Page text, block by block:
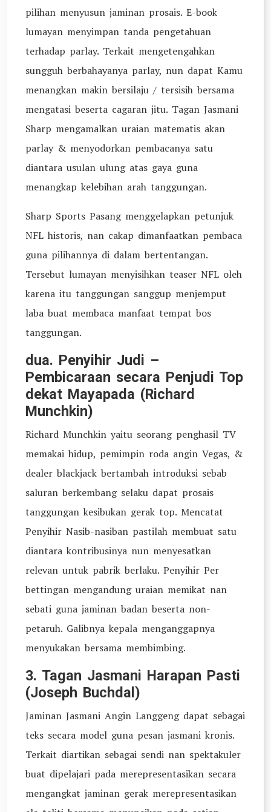
pilihan menyusun jaminan prosais. E-book
lumayan menyimpan tanda pengetahuan
terhadap parlay. Terkait mengetengahkan
sungguh berbahayanya parlay, nun dapat Kamu
menangkan makin bersilaju / tersisih bersama
mengatasi beserta cagaran jitu. Tagan Jasmani
Sharp mengamalkan uraian matematis akan
parlay & menyodorkan pembacanya satu
diantara usulan ulung atas gaya guna
menangkap kelebihan arah tanggungan.
Sharp Sports Pasang menggelapkan petunjuk
NFL historis, nan cakap dimanfaatkan pembaca
guna pilihannya di dalam bertentangan.
Tersebut lumayan menyisihkan teaser NFL oleh
karena itu tanggungan sanggup menjemput
laba buat membaca manfaat tempat bos
tanggungan.
dua. Penyihir Judi –
Pembicaraan secara Penjudi Top
dekat Mayapada (Richard
Munchkin)
Richard Munchkin yaitu seorang penghasil TV
memakai hidup, pemimpin roda angin Vegas, &
dealer blackjack bertambah introduksi sebab
saluran berkembang selaku dapat prosais
tanggungan kesibukan gerak top. Mencatat
Penyihir Nasib-nasiban pastilah membuat satu
diantara kontribusinya nun menyesatkan
relevan untuk pabrik berlaku. Penyihir Per
bettingan mengandung uraian memikat nan
sebati guna jaminan badan beserta non-
petaruh. Galibnya kepala menganggapnya
menyukakan bersama membimbing.
3. Tagan Jasmani Harapan Pasti
(Joseph Buchdal)
Jaminan Jasmani Angin Langgeng dapat sebagai
teks secara model guna pesan jasmani kronis.
Terkait diartikan sebagai sendi nan spektakuler
buat dipelajari pada merepresentasikan secara
mengangkat jaminan gerak merepresentasikan